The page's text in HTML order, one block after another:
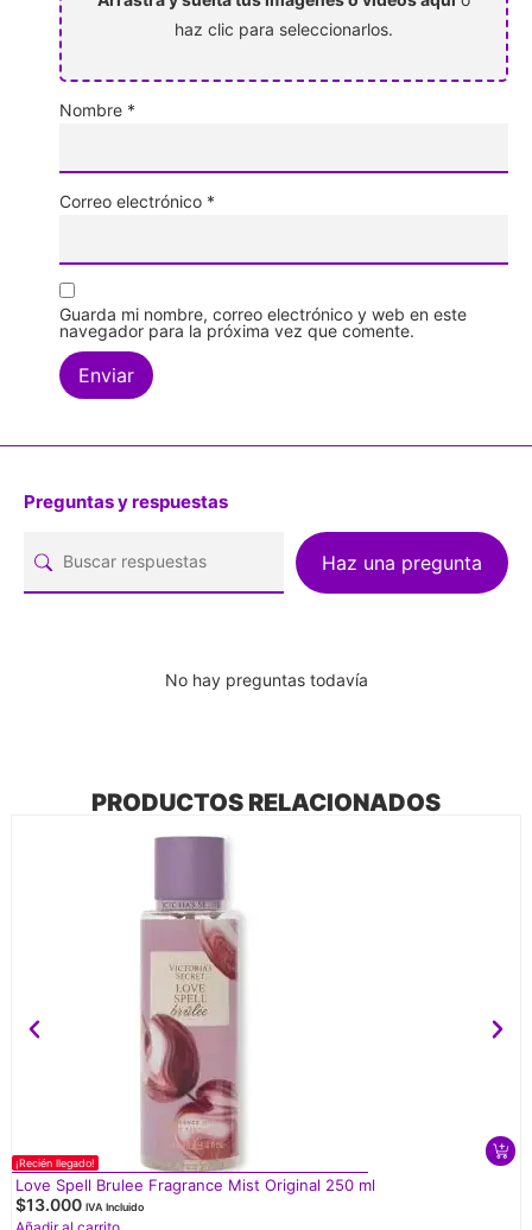
haz clic para seleccionarlos.
Nombre *
Correo electrónico *
Guarda mi nombre, correo electrónico y web en este
navegador para la próxima vez que comente.
Preguntas y respuestas
Haz una pregunta
No hay preguntas todavía
PRODUCTOS RELACIONADOS
¡Recién llegado!
Love Spell Brulee Fragrance Mist Original 250 ml
$13.000 IVA Incluido